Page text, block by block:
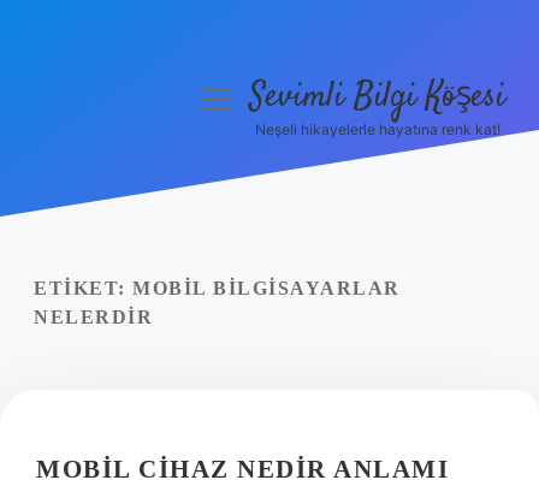
Yasal Uyarı
menüyüSevimli Bilgi Köşesi
Neşeli hikayelerle hayatına renk kat!
ETIKET: MOBIL BILGISAYARLAR
NELERDIR
MOBIL CIHAZ NEDIR ANLAMI